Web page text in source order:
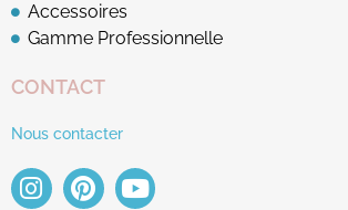
Accessoires
Gamme Professionnelle
CONTACT
Nous contacter